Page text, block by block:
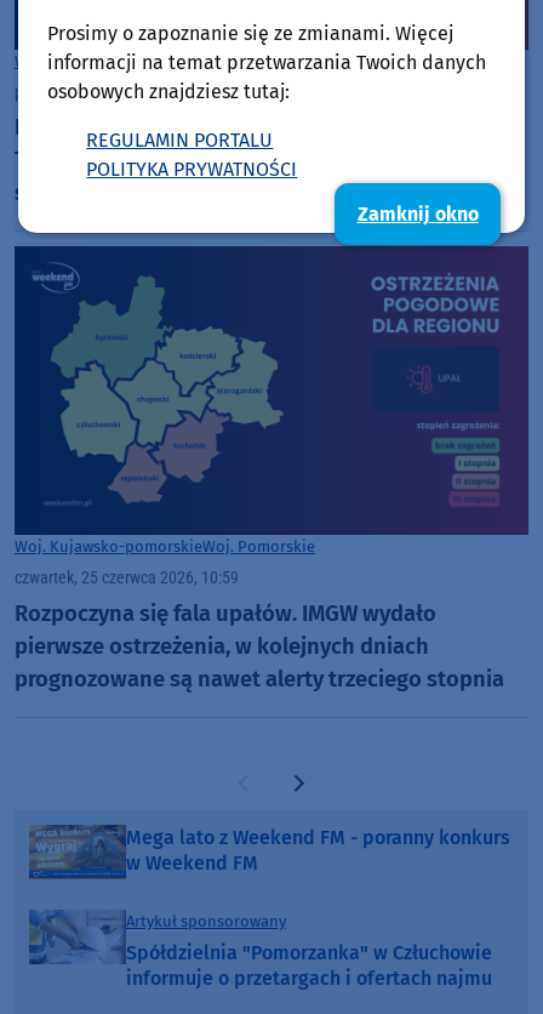
Woj. Kujawsko-pomorskieWoj. Pomorskie
piątek, 26 czerwca 2026, 14:41
IMGW podniósł stopnie ostrzeżeń przed upałem.
Temperatury w weekend znacznie przekroczą 30
stopni, w niedzielę może być nawet 39 stopni
Celsjusza
Woj. Kujawsko-pomorskieWoj. Pomorskie
czwartek, 25 czerwca 2026, 10:59
Rozpoczyna się fala upałów. IMGW wydało
pierwsze ostrzeżenia, w kolejnych dniach
prognozowane są nawet alerty trzeciego stopnia
Poprzednia strona
Następna strona
Mega lato z Weekend FM - poranny konkurs
w Weekend FM
Artykuł sponsorowany
Spółdzielnia "Pomorzanka" w Człuchowie
informuje o przetargach i ofertach najmu
Prosimy o zapoznanie się ze zmianami. Więcej
informacji na temat przetwarzania Twoich danych
osobowych znajdziesz tutaj:
REGULAMIN PORTALU
POLITYKA PRYWATNOŚCI
Zamknij okno